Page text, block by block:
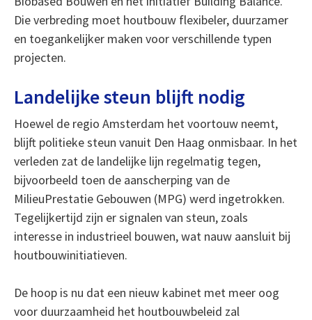
Die verbreding moet houtbouw flexibeler, duurzamer
en toegankelijker maken voor verschillende typen
projecten.
Landelijke steun blijft nodig
Hoewel de regio Amsterdam het voortouw neemt,
blijft politieke steun vanuit Den Haag onmisbaar. In het
verleden zat de landelijke lijn regelmatig tegen,
bijvoorbeeld toen de aanscherping van de
MilieuPrestatie Gebouwen (MPG) werd ingetrokken.
Tegelijkertijd zijn er signalen van steun, zoals
interesse in industrieel bouwen, wat nauw aansluit bij
houtbouwinitiatieven.
De hoop is nu dat een nieuw kabinet met meer oog
voor duurzaamheid het houtbouwbeleid zal